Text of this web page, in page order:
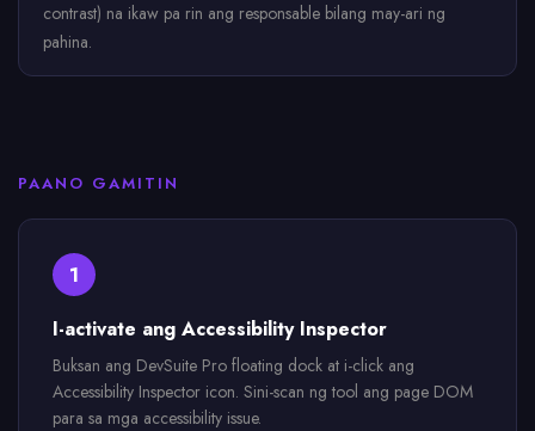
contrast) na ikaw pa rin ang responsable bilang may-ari ng
pahina.
PAANO GAMITIN
1
I-activate ang Accessibility Inspector
Buksan ang DevSuite Pro floating dock at i-click ang
Accessibility Inspector icon. Sini-scan ng tool ang page DOM
para sa mga accessibility issue.